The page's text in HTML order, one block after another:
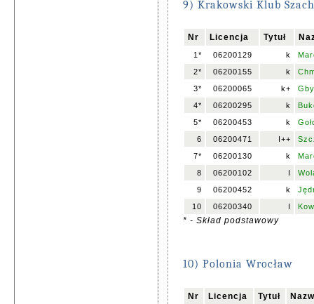
9) Krakowski Klub
Nr Licencja Tytuł
1* 06200129 k
2*
06200155 k
3*
06200065 k+
4*
06200295 k
5*
06200453 k
6
06200471 I++
7*
06200130 k
8
06200102 I
9
06200452 k
10
06200340 I
* - Skład podstawowy
10) Polonia Wrocław
Nr Licencja Tytuł